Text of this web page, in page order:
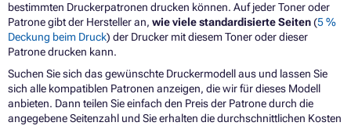
bestimmten Druckerpatronen drucken können. Auf jederToneroder
Patronegibt der Hersteller an, wie viele standardisierte Seiten(5 %
Deckung beim Druck) der Drucker mit diesem Toner oder dieser
Patrone drucken kann.
Suchen Sie sich das gewünschte Druckermodell aus und lassen Sie
sich alle kompatiblen Patronen anzeigen, die wir für dieses Modell
anbieten. Dann teilen Sie einfach den Preis der Patrone durch die
angegebene Seitenzahl und Sie erhalten die durchschnittlichen Kosten